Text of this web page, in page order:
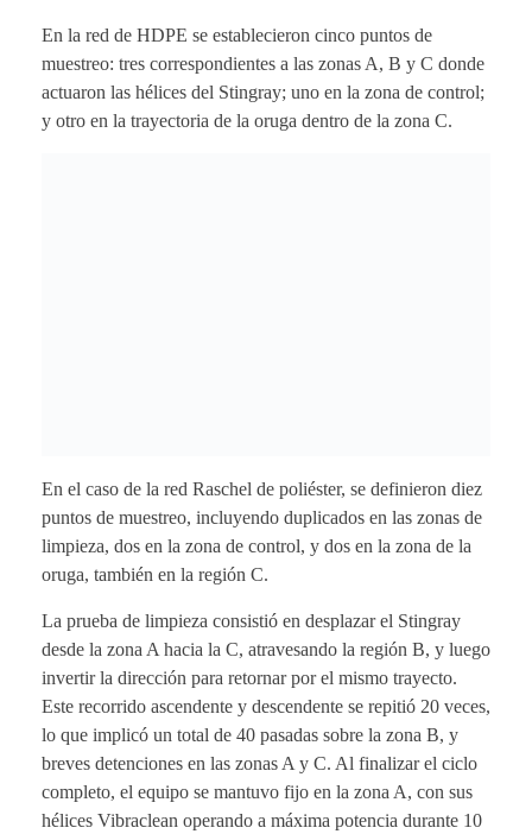
En la red de HDPE se establecieron cinco puntos de
muestreo: tres correspondientes a las zonas A, B y C donde
actuaron las hélices del Stingray; uno en la zona de control;
y otro en la trayectoria de la oruga dentro de la zona C.
En el caso de la red Raschel de poliéster, se definieron diez
puntos de muestreo, incluyendo duplicados en las zonas de
limpieza, dos en la zona de control, y dos en la zona de la
oruga, también en la región C.
La prueba de limpieza consistió en desplazar el Stingray
desde la zona A hacia la C, atravesando la región B, y luego
invertir la dirección para retornar por el mismo trayecto.
Este recorrido ascendente y descendente se repitió 20 veces,
lo que implicó un total de 40 pasadas sobre la zona B, y
breves detenciones en las zonas A y C. Al finalizar el ciclo
completo, el equipo se mantuvo fijo en la zona A, con sus
hélices Vibraclean operando a máxima potencia durante 10